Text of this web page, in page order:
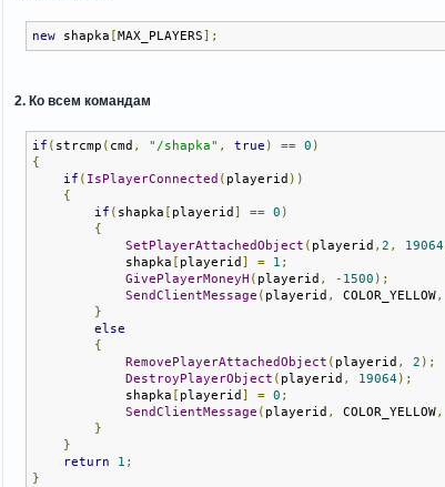
new shapka [MAX_PLAYERS];
2. Ко всем командам
if ( strcmp ( cmd , "/shapka" , true ) == 0 )
{
if ( IsPlayerConnected ( playerid ))
{
if ( shapka [ playerid ] == 0 )
{
SetPlayerAttachedObject ( playerid ,2 , 19064
shapka [ playerid ] = 1 ;
GivePlayerMoneyH ( playerid , - 1500 );
SendClientMessage ( playerid , COLOR_YELLOW,
}
else
{
RemovePlayerAttachedObject ( playerid , 2 );
DestroyPlayerObject ( playerid , 19064);
shapka [ playerid ] = 0 ;
SendClientMessage ( playerid , COLOR_YELLOW,
}
}
return
1 ;
}